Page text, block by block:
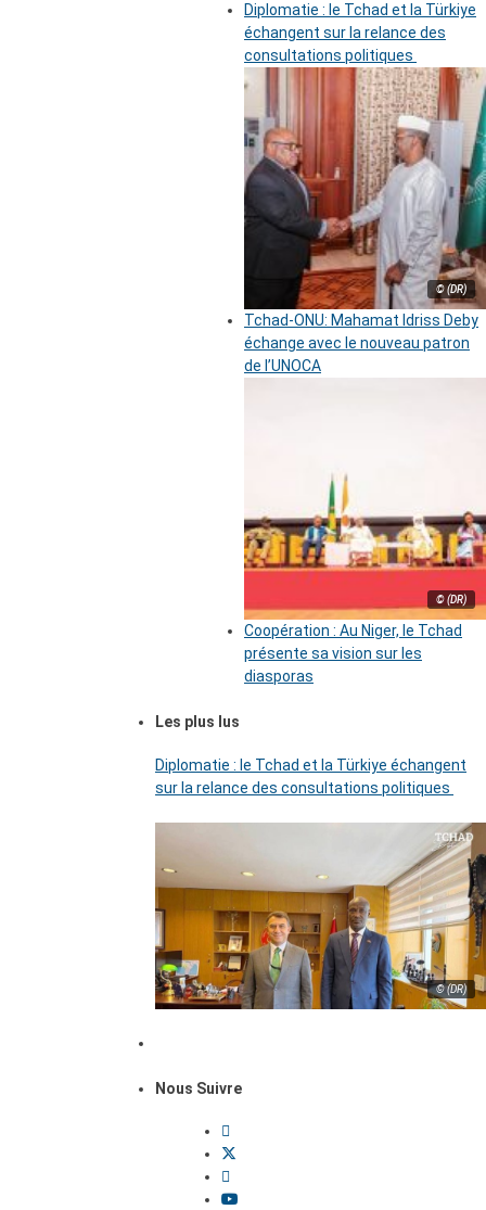
Diplomatie : le Tchad et la Türkiye
échangent sur la relance des
consultations politiques
© (DR)
Tchad-ONU: Mahamat Idriss Deby
échange avec le nouveau patron
de l’UNOCA
© (DR)
Coopération : Au Niger, le Tchad
présente sa vision sur les
diasporas
Les plus lus
Diplomatie : le Tchad et la Türkiye échangent
sur la relance des consultations politiques
© (DR)
Nous Suivre